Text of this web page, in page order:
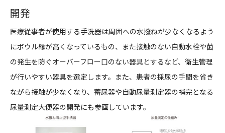
開発
医療従事者が使用する手洗器は周囲への水撥ねが少なくなるよう
にボウル縁が高くなっているもの、また接触のない自動水栓や菌
の発生を防ぐオーバーフロー口のない器具とするなど、衛生管理
が行いやすい器具を選定します。また、患者の採尿の手間を省き
ながら接触が少なくなり、蓄尿器や自動尿量測定器の補完となる
尿量測定大便器の開発にも参画しています。